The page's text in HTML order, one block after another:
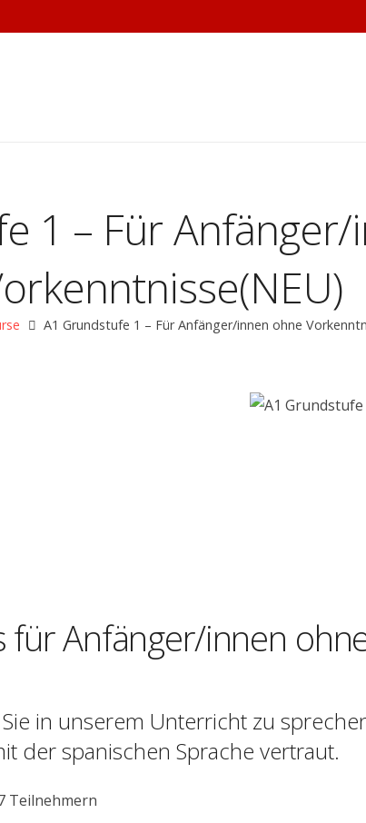
1 – Für
A1 Grundstufe 1 – Für Anfänger/innen ohne
für Anfänger/innen
in unserem Unterricht zu
der spanischen Sprache vertraut.
Teilnehmern